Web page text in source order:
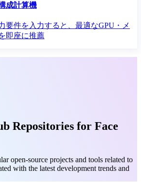
成計算機
要件を入力すると、最適なGPU・メ
即座に推薦
Repositories for Face
open-source projects and tools related to
with the latest development trends and